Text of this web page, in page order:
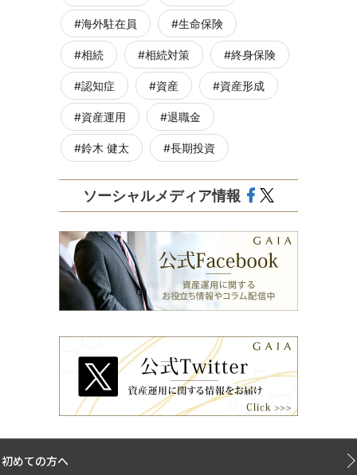
海外駐在員 生命保険
相続 相続対策 終身保険
認知症 資産 資産形成
資産運用 退職金
鈴木 健太 長期投資
ソーシャルメディア情報
初めての方へ